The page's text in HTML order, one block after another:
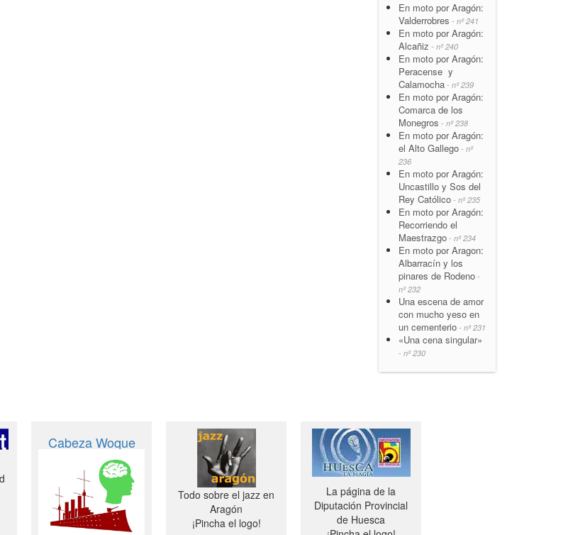
En moto por Aragón:
Valderrobres - nº 241
En moto por Aragón:
Alcañiz - nº 240
En moto por Aragón:
Peracense y
Calamocha - nº 239
En moto por Aragón:
Comarca de los
Monegros - nº 238
En moto por Aragón:
el Alto Gallego - nº
236
En moto por Aragón:
Uncastillo y Sos del
Rey Católico - nº 235
En moto por Aragón:
Recorriendo el
Maestrazgo - nº 234
En moto por Aragon:
Albarracín y los
pinares de Rodeno -
nº 232
Una escena de amor
con mucho yeso en
un cementerio - nº 231
«Una cena singular»
- nº 230
Cabeza Woque
Todo sobre el jazz en
Aragón
¡Pincha el logo!
La página de la
Diputación Provincial
de Huesca